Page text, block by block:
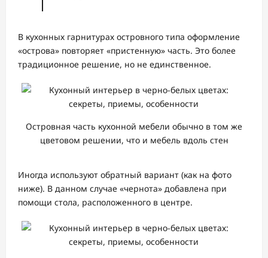
В кухонных гарнитурах островного типа оформление
«острова» повторяет «пристенную» часть. Это более
традиционное решение, но не единственное.
Островная часть кухонной мебели обычно в том же
цветовом решении, что и мебель вдоль стен
Иногда используют обратный вариант (как на фото
ниже). В данном случае «чернота» добавлена при
помощи стола, расположенного в центре.